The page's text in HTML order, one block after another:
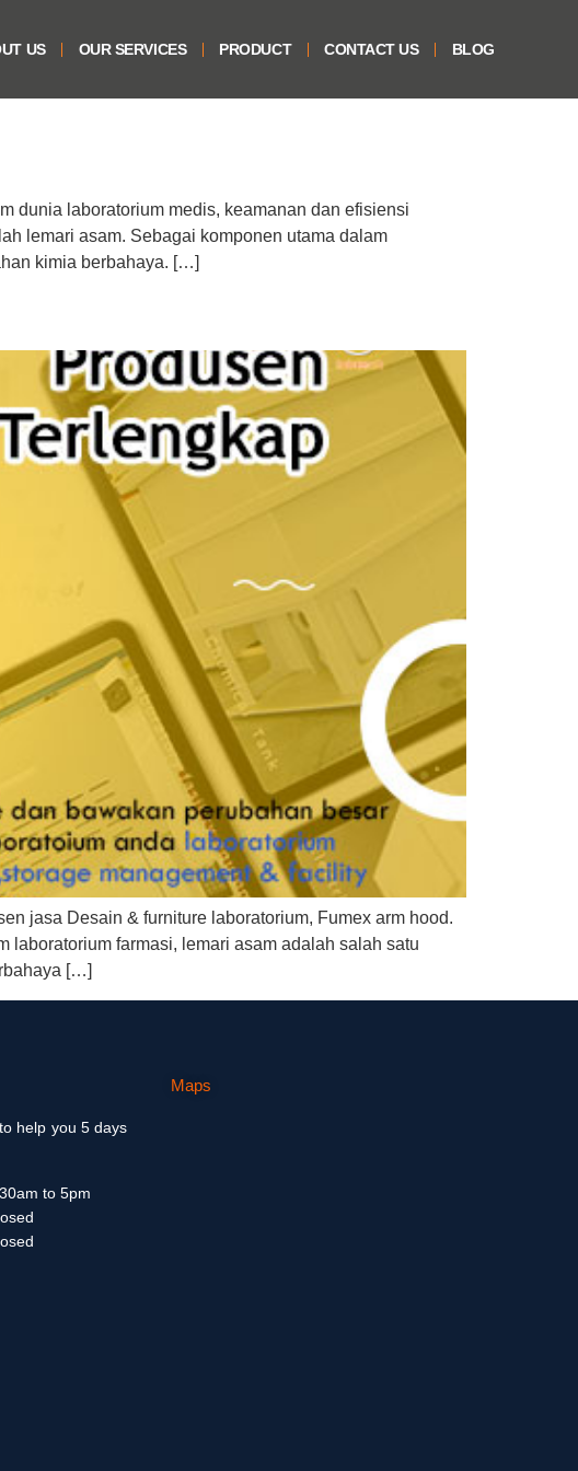
US OUR SERVICES PRODUCT CONTACT US BLOG
dunia laboratorium medis, keamanan dan efisiensi
lemari asam. Sebagai komponen utama dalam
kimia berbahaya. […]
jasa Desain & furniture laboratorium, Fumex arm hood.
laboratorium farmasi, lemari asam adalah salah satu
[…]
help you 5 days
to 5pm
Maps